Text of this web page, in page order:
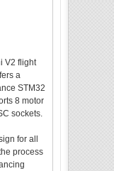
V2 flight
a
STM32
8 motor
sockets.
for all
process